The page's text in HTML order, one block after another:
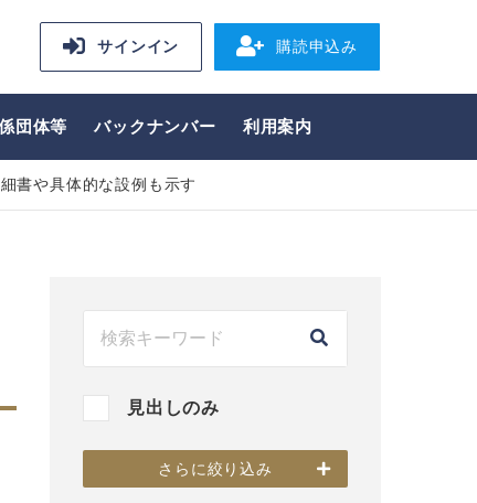
サインイン 購読申込み
団体等 バックナンバー 利用案内
書や具体的な設例も示す
見出しのみ
さらに絞り込み